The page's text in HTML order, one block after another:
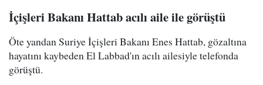
İçişleri Bakanı Hattab acılı aile ile görüştü
Öte yandan Suriye İçişleri Bakanı Enes Hattab, gözaltına
hayatını kaybeden El Labbad'ın acılı ailesiyle telefonda
görüştü.